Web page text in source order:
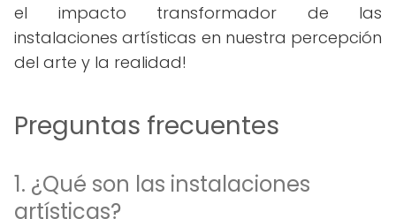
el impacto transformador de las
instalaciones artísticas en nuestra percepción
del arte y la realidad!
Preguntas frecuentes
1. ¿Qué son las instalaciones
artísticas?